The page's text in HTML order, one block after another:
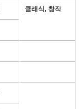
클래식, 창작